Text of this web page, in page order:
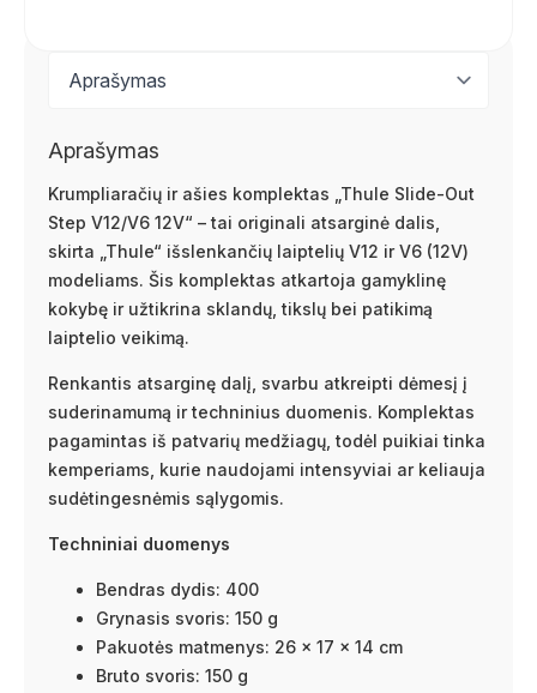
Aprašymas
Krumpliaračių ir ašies komplektas „Thule Slide-Out
Step V12/V6 12V“ – tai originali atsarginė dalis,
skirta „Thule“ išslenkančių laiptelių V12 ir V6 (12V)
modeliams. Šis komplektas atkartoja gamyklinę
kokybę ir užtikrina sklandų, tikslų bei patikimą
laiptelio veikimą.
Renkantis atsarginę dalį, svarbu atkreipti dėmesį į
suderinamumą ir techninius duomenis. Komplektas
pagamintas iš patvarių medžiagų, todėl puikiai tinka
kemperiams, kurie naudojami intensyviai ar keliauja
sudėtingesnėmis sąlygomis.
Techniniai duomenys
Bendras dydis: 400
Grynasis svoris: 150 g
Pakuotės matmenys: 26 × 17 × 14 cm
Bruto svoris: 150 g